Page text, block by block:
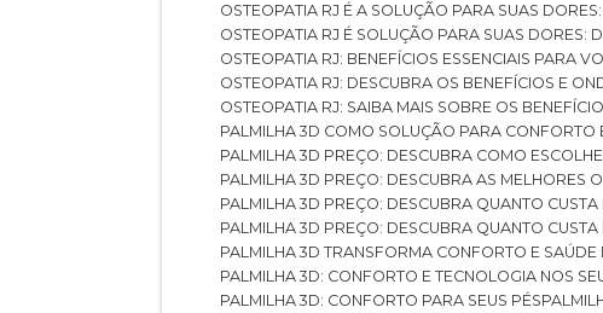
OSTEOPATIA RJ É A SOLUÇÃO PARA SUAS
OSTEOPATIA RJ É SOLUÇÃO PARA SUAS
OSTEOPATIA RJ: BENEFÍCIOS ESSENCIAIS PARA
OSTEOPATIA RJ: DESCUBRA OS BENEFÍCIOS E
OSTEOPATIA RJ: SAIBA MAIS SOBRE OS
PALMILHA 3D COMO SOLUÇÃO PARA CONFORTO
PALMILHA 3D PREÇO: DESCUBRA COMO
PALMILHA 3D PREÇO: DESCUBRA AS MELHORES
PALMILHA 3D PREÇO: DESCUBRA QUANTO
PALMILHA 3D PREÇO: DESCUBRA QUANTO
PALMILHA 3D TRANSFORMA CONFORTO E
PALMILHA 3D: CONFORTO E TECNOLOGIA NOS
PALMILHA 3D: CONFORTO PARA SEUS PÉS